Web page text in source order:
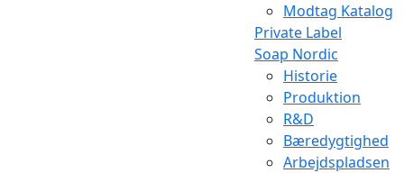
Modtag Katalog
Private Label
Soap Nordic
Historie
Produktion
R&D
Bæredygtighed
Arbejdspladsen